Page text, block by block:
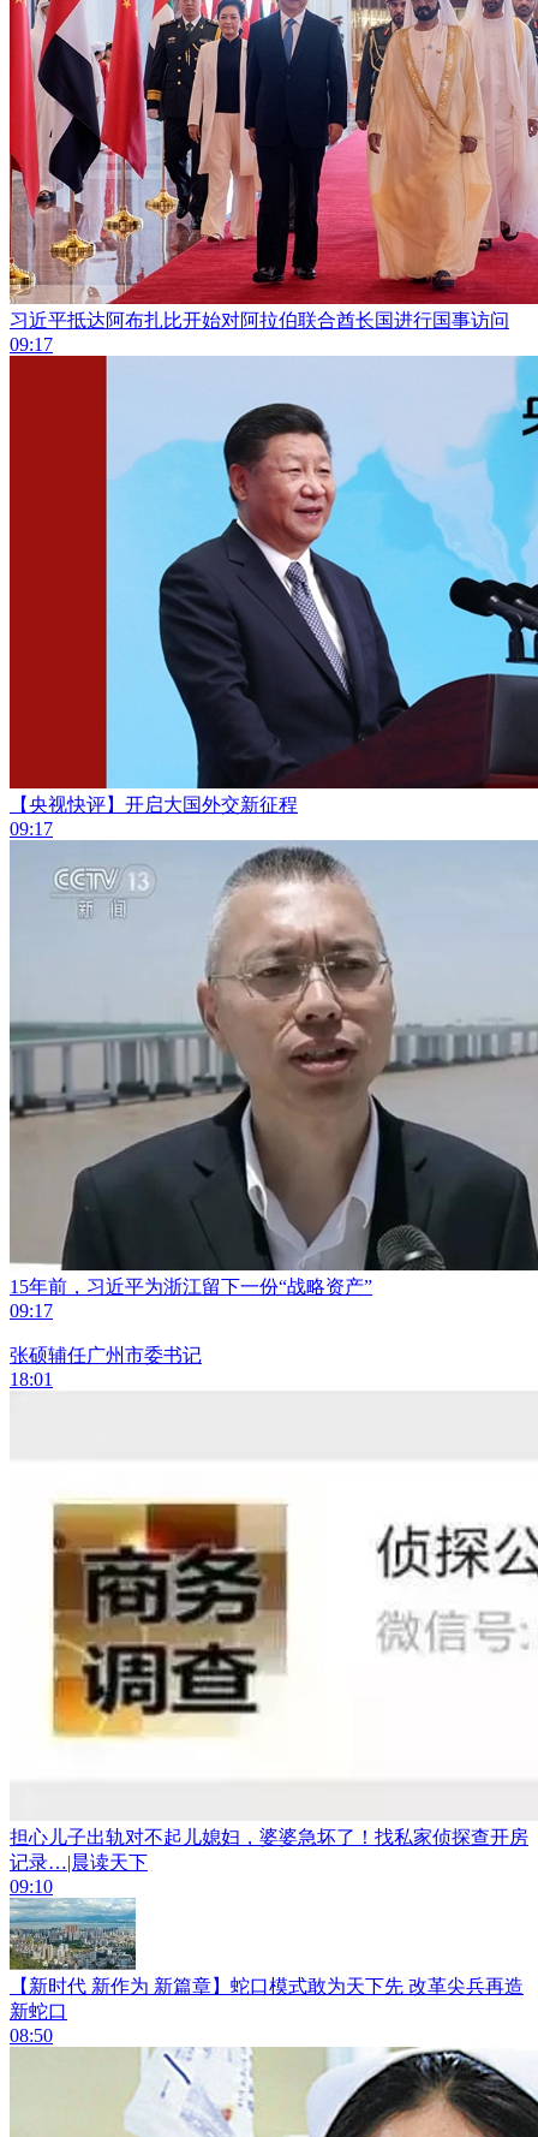
习近平抵达阿布扎比开始对阿拉伯联合酋长国进行国事访问
09:17
【央视快评】开启大国外交新征程
09:17
15年前，习近平为浙江留下一份“战略资产”
09:17
张硕辅任广州市委书记
18:01
担心儿子出轨对不起儿媳妇，婆婆急坏了！找私家侦探查开房
记录…|晨读天下
09:10
【新时代 新作为 新篇章】蛇口模式敢为天下先 改革尖兵再造
新蛇口
08:50